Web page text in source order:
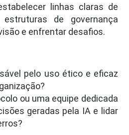
linhas claras de
estruturas de governança
e enfrentar desafios.
pelo uso ético e eficaz
ou uma equipe dedicada
geradas pela IA e lidar